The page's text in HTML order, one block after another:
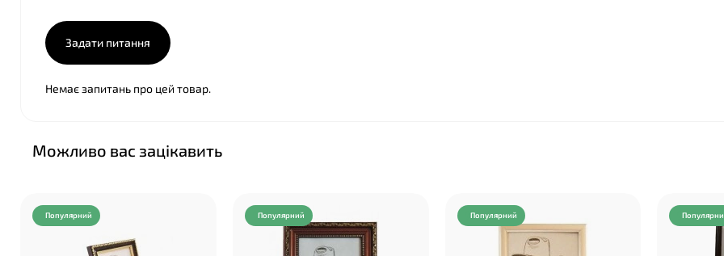
Задати питання
Немає запитань про цей товар.
Можливо вас зацікавить
Популярний Популярний Популярний